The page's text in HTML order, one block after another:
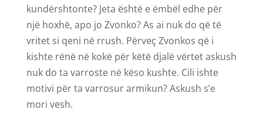
kundërshtonte? Jeta është e ëmbël edhe për
një hoxhë, apo jo Zvonko? As ai nuk do që të
vritet si qeni në rrush. Përveç Zvonkos që i
kishte rënë në kokë për këtë djalë vërtet askush
nuk do ta varroste në këso kushte. Cili ishte
motivi për ta varrosur armikun? Askush s’e
mori vesh.